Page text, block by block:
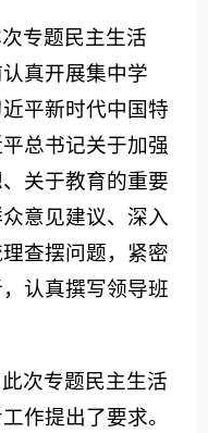
专题民主生活
真开展集中学
平新时代中国特
总书记关于加强
关于教育的重要
意见建议、深入
查摆问题，紧密
认真撰写领导班
次专题民主生活
作提出了要求。